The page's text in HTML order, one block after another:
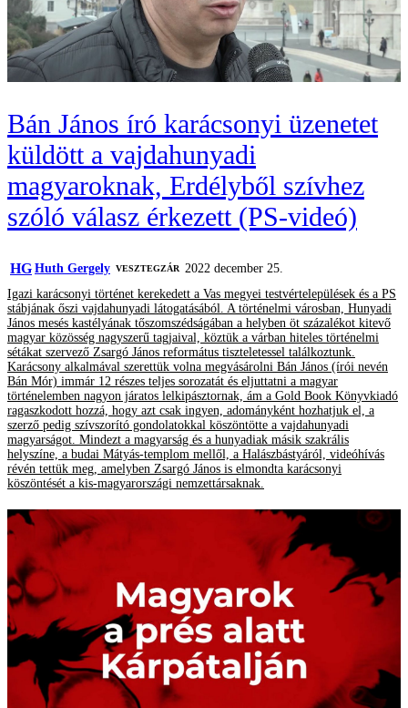
Bán János író karácsonyi üzenetet
küldött a vajdahunyadi
magyaroknak, Erdélyből szívhez
szóló válasz érkezett (PS-videó)
HG Huth Gergely VESZTEGZÁR
2022 december 25.
Igazi karácsonyi történet kerekedett a Vas megyei testvértelepülések és a PS
stábjának őszi vajdahunyadi látogatásából. A történelmi városban, Hunyadi
János mesés kastélyának tőszomszédságában a helyben öt százalékot kitevő
magyar közösség nagyszerű tagjaival, köztük a várban hiteles történelmi
sétákat szervező Zsargó János református tiszteletessel találkoztunk.
Karácsony alkalmával szerettük volna megvásárolni Bán János (írói nevén
Bán Mór) immár 12 részes teljes sorozatát és eljuttatni a magyar
történelemben nagyon járatos lelkipásztornak, ám a Gold Book Könyvkiadó
ragaszkodott hozzá, hogy azt csak ingyen, adományként hozhatjuk el, a
szerző pedig szívszorító gondolatokkal köszöntötte a vajdahunyadi
magyarságot. Mindezt a magyarság és a hunyadiak másik szakrális
helyszíne, a budai Mátyás-templom mellől, a Halászbástyáról, videóhívás
révén tettük meg, amelyben Zsargó János is elmondta karácsonyi
köszöntését a kis-magyarországi nemzettársaknak.